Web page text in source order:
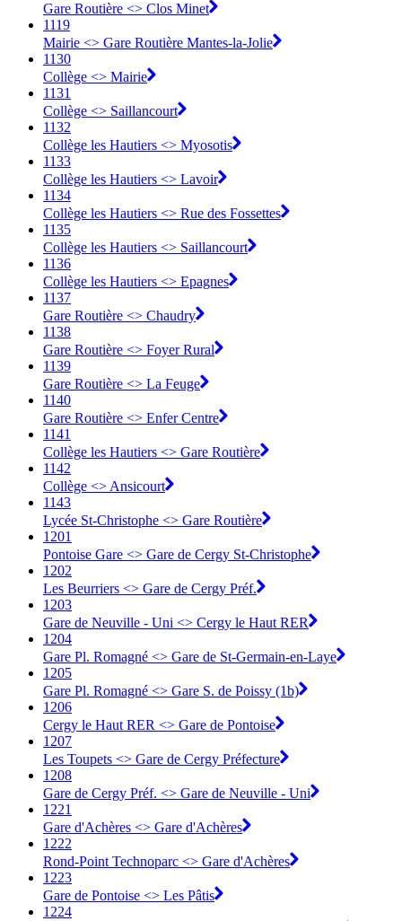
Gare Routière <> Clos Minet
1119
Mairie <> Gare Routière Mantes-la-Jolie
1130
Collège <> Mairie
1131
Collège <> Saillancourt
1132
Collège les Hautiers <> Myosotis
1133
Collège les Hautiers <> Lavoir
1134
Collège les Hautiers <> Rue des Fossettes
1135
Collège les Hautiers <> Saillancourt
1136
Collège les Hautiers <> Epagnes
1137
Gare Routière <> Chaudry
1138
Gare Routière <> Foyer Rural
1139
Gare Routière <> La Feuge
1140
Gare Routière <> Enfer Centre
1141
Collège les Hautiers <> Gare Routière
1142
Collège <> Ansicourt
1143
Lycée St-Christophe <> Gare Routière
1201
Pontoise Gare <> Gare de Cergy St-Christophe
1202
Les Beurriers <> Gare de Cergy Préf.
1203
Gare de Neuville - Uni <> Cergy le Haut RER
1204
Gare Pl. Romagné <> Gare de St-Germain-en-Laye
1205
Gare Pl. Romagné <> Gare S. de Poissy (1b)
1206
Cergy le Haut RER <> Gare de Pontoise
1207
Les Toupets <> Gare de Cergy Préfecture
1208
Gare de Cergy Préf. <> Gare de Neuville - Uni
1221
Gare d'Achères <> Gare d'Achères
1222
Rond-Point Technoparc <> Gare d'Achères
1223
Gare de Pontoise <> Les Pâtis
1224